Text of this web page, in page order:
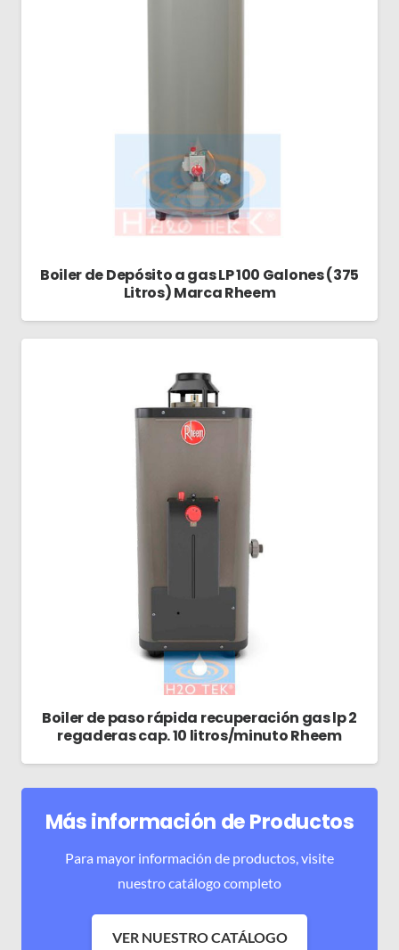
Boiler de Depósito a gas LP 100 Galones (375
Litros) Marca Rheem
Boiler de paso rápida recuperación gas lp 2
regaderas cap. 10 litros/minuto Rheem
Más información de Productos
Para mayor información de productos, visite
nuestro catálogo completo
VER NUESTRO CATÁLOGO